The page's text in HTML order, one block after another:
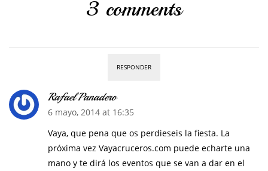
3 comments
RESPONDER
Rafael Panadero
6 mayo, 2014 at 16:35
Vaya, que pena que os perdieseis la fiesta. La
próxima vez Vayacruceros.com puede echarte una
mano y te dirá los eventos que se van a dar en el